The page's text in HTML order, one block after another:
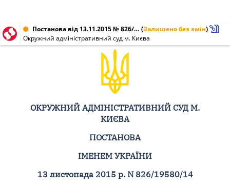
Постанова від 13.11.2015 № 826/19580/14 (Залишено без змін)
Окружний адміністративний суд м. Києва
ОКРУЖНИЙ АДМІНІСТРАТИВНИЙ СУД М.
КИЄВА
ПОСТАНОВА
ІМЕНЕМ УКРАЇНИ
13 листопада 2015 р. N 826/19580/14